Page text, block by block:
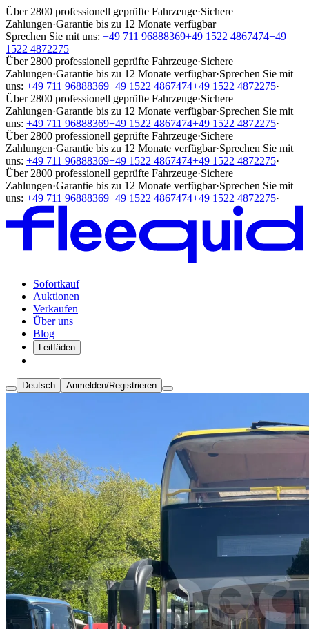
Über 2800 professionell geprüfte Fahrzeuge·Sichere
Zahlungen·Garantie bis zu 12 Monate verfügbar
Sprechen Sie mit uns: +49 711 96888369+49 1522 4867474+49
1522 4872275
Über 2800 professionell geprüfte Fahrzeuge·Sichere
Zahlungen·Garantie bis zu 12 Monate verfügbar·Sprechen Sie mit
uns: +49 711 96888369+49 1522 4867474+49 1522 4872275·
Über 2800 professionell geprüfte Fahrzeuge·Sichere
Zahlungen·Garantie bis zu 12 Monate verfügbar·Sprechen Sie mit
uns: +49 711 96888369+49 1522 4867474+49 1522 4872275·
Über 2800 professionell geprüfte Fahrzeuge·Sichere
Zahlungen·Garantie bis zu 12 Monate verfügbar·Sprechen Sie mit
uns: +49 711 96888369+49 1522 4867474+49 1522 4872275·
Über 2800 professionell geprüfte Fahrzeuge·Sichere
Zahlungen·Garantie bis zu 12 Monate verfügbar·Sprechen Sie mit
uns: +49 711 96888369+49 1522 4867474+49 1522 4872275·
Sofortkauf
Auktionen
Verkaufen
Über uns
Blog
Leitfäden
Deutsch Anmelden/Registrieren